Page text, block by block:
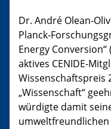
Dr. André Olean-
Planck-
Energy
aktives CENIDE-
Wissenschaftspreis
„Wissenschaft“
würdigte damit
umweltfreundlichen